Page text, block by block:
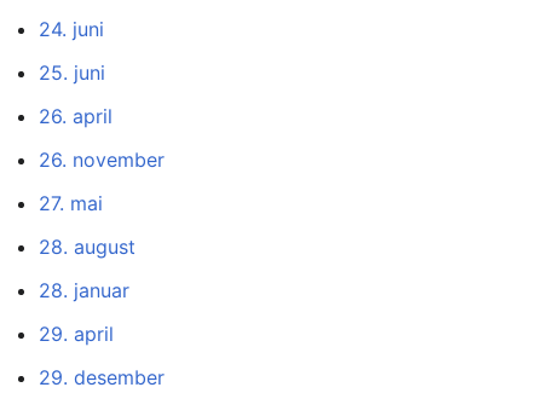
24. juni
25. juni
26. april
26. november
27. mai
28. august
28. januar
29. april
29. desember